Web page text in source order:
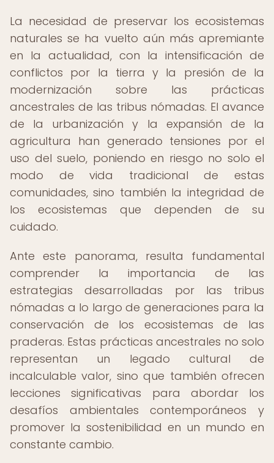
La necesidad de preservar los ecosistemas
naturales se ha vuelto aún más apremiante
en la actualidad, con la intensificación de
conflictos por la tierra y la presión de la
modernización sobre las prácticas
ancestrales de las tribus nómadas. El avance
de la urbanización y la expansión de la
agricultura han generado tensiones por el
uso del suelo, poniendo en riesgo no solo el
modo de vida tradicional de estas
comunidades, sino también la integridad de
los ecosistemas que dependen de su
cuidado.
Ante este panorama, resulta fundamental
comprender la importancia de las
estrategias desarrolladas por las tribus
nómadas a lo largo de generaciones para la
conservación de los ecosistemas de las
praderas. Estas prácticas ancestrales no solo
representan un legado cultural de
incalculable valor, sino que también ofrecen
lecciones significativas para abordar los
desafíos ambientales contemporáneos y
promover la sostenibilidad en un mundo en
constante cambio.